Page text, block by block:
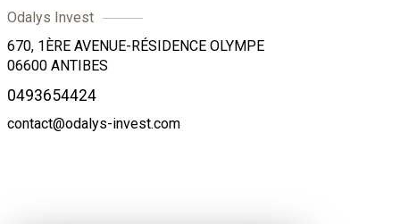
Odalys Invest
670, 1ÈRE AVENUE-RÉSIDENCE OLYMPE
06600 ANTIBES
0493654424
contact@odalys-invest.com